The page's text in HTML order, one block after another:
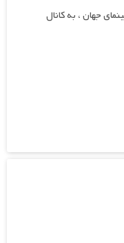
جهان ، به کانال